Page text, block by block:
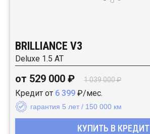
BRILLIANCE V3
Deluxe 1.5 AT
от 529 000 ₽ 1 039 000 ₽
Кредит от 6 399 ₽/мес.
гарантия 5 лет / 150 000 км
КУПИТЬ В КРЕДИТ